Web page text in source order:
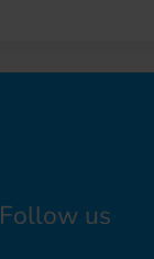
Follow us